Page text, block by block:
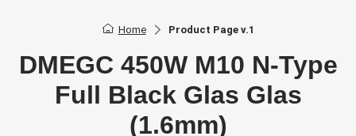
Thuisbatterij
Omvormers
Zonnepanelen
Home Product Page v.1
DMEGC 450W M10 N-Type
Full Black Glas Glas
(1.6mm)